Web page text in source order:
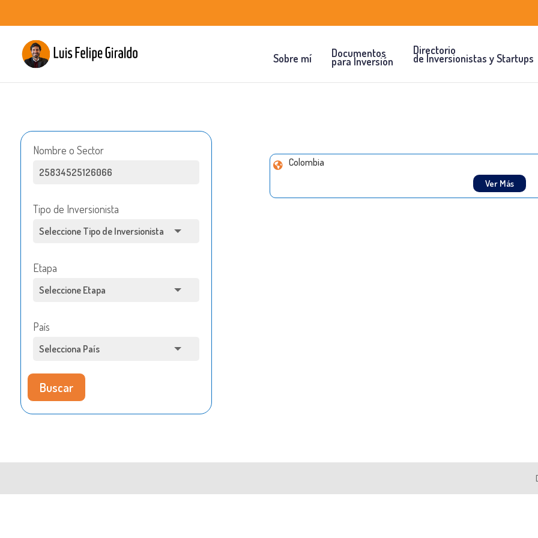
Sobre mí Documentos
para Inversión
Directorio
de Inversionistas y Startups
Nombre o Sector
Tipo de Inversionista
Etapa
País
Buscar
Colombia
Ver Más